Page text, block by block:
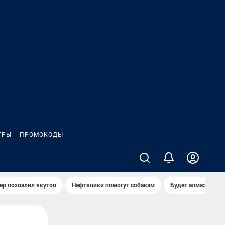
ПРОМОКОДЫ
похвалил якутов Нефтяники помогут собакам Будет алмазный